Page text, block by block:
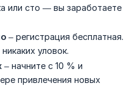
или сто — вы заработаете
– регистрация бесплатная.
уловок.
– начните с 10 % и
привлечения новых